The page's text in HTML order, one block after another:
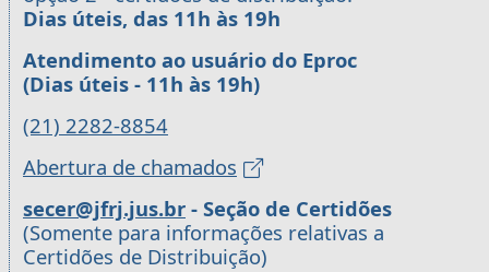
Dias úteis, das 11h às 19h
Atendimento ao usuário do Eproc
(Dias úteis - 11h às 19h)
(21) 2282-8854
Abertura de chamados
secer@jfrj.jus.br - Seção de Certidões
(Somente para informações relativas a
Certidões de Distribuição)